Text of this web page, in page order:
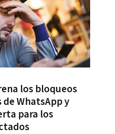
los bloqueos
WhatsApp y
para los